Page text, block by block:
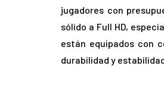
jugadores con
sólido a Full HD,
están equipados con
durabilidad y